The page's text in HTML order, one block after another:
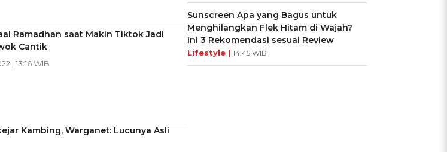
Ramadhan saat Makin Tiktok Jadi
Cantik
| 13:16 WIB
Kambing, Warganet: Lucunya Asli
Sunscreen Apa yang Bagus untuk
Menghilangkan Flek Hitam di Wajah?
Ini 3 Rekomendasi sesuai Review
Lifestyle | 14:45 WIB